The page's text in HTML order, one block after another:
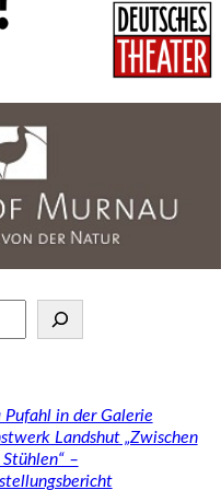
Pufahl in der Galerie
Landshut „Zwischen
–